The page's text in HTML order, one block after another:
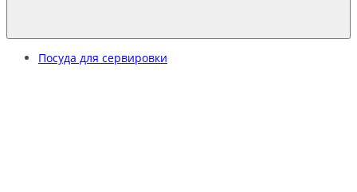
Посуда для сервировки